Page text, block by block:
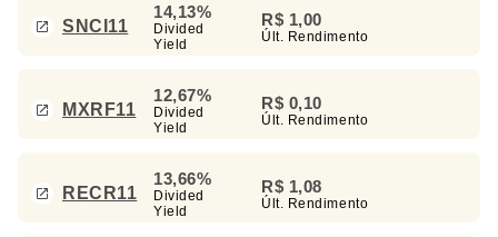
SNCI11
14,13%
Divided
Yield
R$ 1,00
Últ. Rendimento
MXRF11
12,67%
Divided
Yield
R$ 0,10
Últ. Rendimento
RECR11
13,66%
Divided
Yield
R$ 1,08
Últ. Rendimento